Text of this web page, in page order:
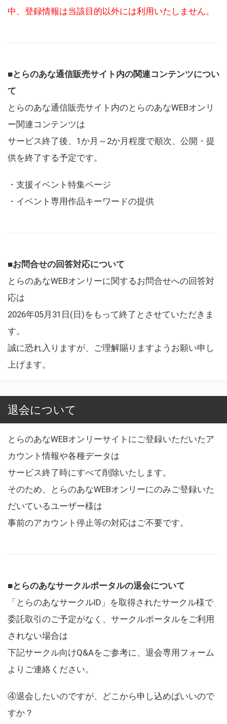
中、登録情報は当該目的以外には利用いたしません。
■とらのあな通信販売サイト内の関連コンテンツについ
て
とらのあな通信販売サイト内のとらのあなWEBオンリ
ー関連コンテンツは
サービス終了後、1か月～2か月程度で順次、公開・提
供を終了する予定です。
・支援イベント特集ページ
・イベント専用作品キーワードの提供
■お問合せの回答対応について
とらのあなWEBオンリーに関するお問合せへの回答対
応は
2026年05月31日(日)をもって終了とさせていただきま
す。
誠に恐れ入りますが、ご理解賜りますようお願い申し
上げます。
退会について
とらのあなWEBオンリーサイトにご登録いただいたア
カウント情報や各種データは
サービス終了時にすべて削除いたします。
そのため、とらのあなWEBオンリーにのみご登録いた
だいているユーザー様は
事前のアカウント停止等の対応はご不要です。
■とらのあなサークルポータルの退会について
「とらのあなサークルID」を取得されたサークル様で
委託取引のご予定がなく、サークルポータルをご利用
されない場合は
下記サークル向けQ&Aをご参考に、退会専用フォーム
よりご連絡ください。
④退会したいのですが、どこから申し込めばいいので
すか？